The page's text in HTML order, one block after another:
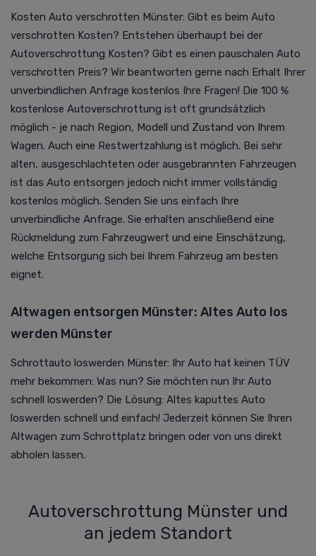
Kosten Auto verschrotten Münster: Gibt es beim Auto
verschrotten Kosten? Entstehen überhaupt bei der
Autoverschrottung Kosten? Gibt es einen pauschalen Auto
verschrotten Preis? Wir beantworten gerne nach Erhalt Ihrer
unverbindlichen Anfrage kostenlos Ihre Fragen! Die 100 %
kostenlose Autoverschrottung ist oft grundsätzlich
möglich - je nach Region, Modell und Zustand von Ihrem
Wagen. Auch eine Restwertzahlung ist möglich. Bei sehr
alten, ausgeschlachteten oder ausgebrannten Fahrzeugen
ist das Auto entsorgen jedoch nicht immer vollständig
kostenlos möglich. Senden Sie uns einfach Ihre
unverbindliche Anfrage. Sie erhalten anschließend eine
Rückmeldung zum Fahrzeugwert und eine Einschätzung,
welche Entsorgung sich bei Ihrem Fahrzeug am besten
eignet.
Altwagen entsorgen Münster: Altes Auto los
werden Münster
Schrottauto loswerden Münster: Ihr Auto hat keinen TÜV
mehr bekommen: Was nun? Sie möchten nun Ihr Auto
schnell loswerden? Die Lösung: Altes kaputtes Auto
loswerden schnell und einfach! Jederzeit können Sie Ihren
Altwagen zum Schrottplatz bringen oder von uns direkt
abholen lassen.
Autoverschrottung Münster und
an jedem Standort